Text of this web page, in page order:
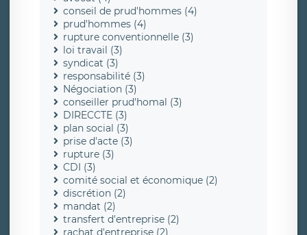
conseil de prud'hommes (4)
prud'hommes (4)
rupture conventionnelle (3)
loi travail (3)
syndicat (3)
responsabilité (3)
Négociation (3)
conseiller prud'homal (3)
DIRECCTE (3)
plan social (3)
prise d'acte (3)
rupture (3)
CDI (3)
comité social et économique (2)
discrétion (2)
mandat (2)
transfert d'entreprise (2)